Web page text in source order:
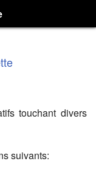
touchant divers
suivants: